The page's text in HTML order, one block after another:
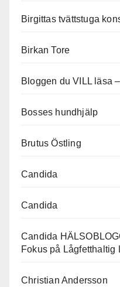
Birgittas tvättstuga
Birkan Tore
Bloggen du VILL läsa
Bosses hundhjälp
Brutus Östling
Candida
Candida
Candida
Fokus på Lågfetthaltig
Christian Andersson